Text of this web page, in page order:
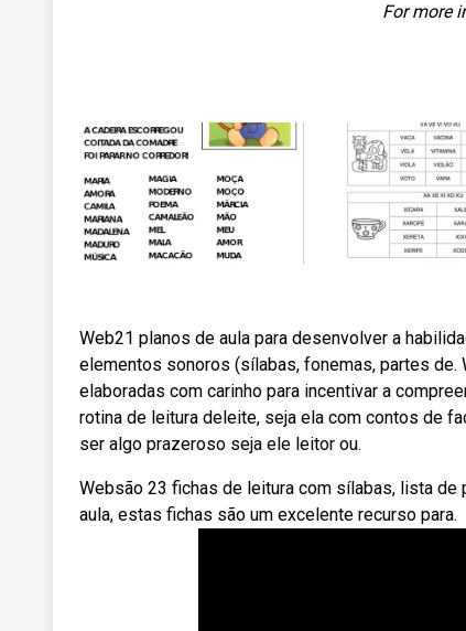
For more
Web21 planos de aula para desenvolver a
elementos sonoros (sílabas, fonemas, partes
elaboradas com carinho para incentivar a
rotina de leitura deleite, seja ela com contos de
ser algo prazeroso seja ele leitor ou.
Websão 23 fichas de leitura com sílabas, lista
aula, estas fichas são um excelente recurso para.